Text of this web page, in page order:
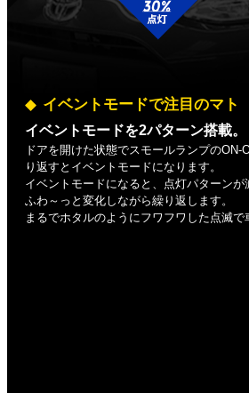
イベントモードで注目のマト
イベントモードを2パターン搭載。
ドアを開けた状態でスモールランプのON-
り返すとイベントモードになります。
イベントモードになると、点灯パターン
ふわ～っと変化しながら繰り返します。
まるでホタルのようにフワフワした点滅で